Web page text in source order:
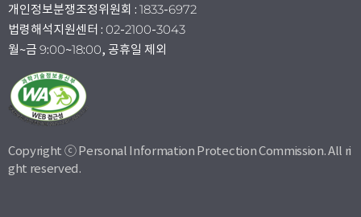
개인정보분쟁조정위원회 : 1833-6972
법령해석지원센터 : 02-2100-3043
월~금 9:00~18:00, 공휴일 제외
Copyright ⓒ Personal Information Protection Commission. All ri
ght reserved.